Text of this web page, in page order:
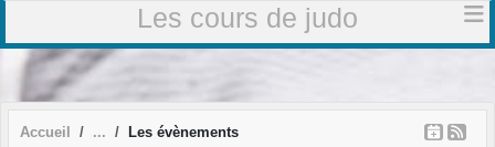
Les cours de judo
Accueil Les évènements